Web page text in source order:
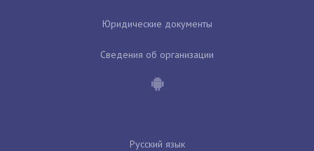
Юридические документы
Сведения об организации
Русский язык